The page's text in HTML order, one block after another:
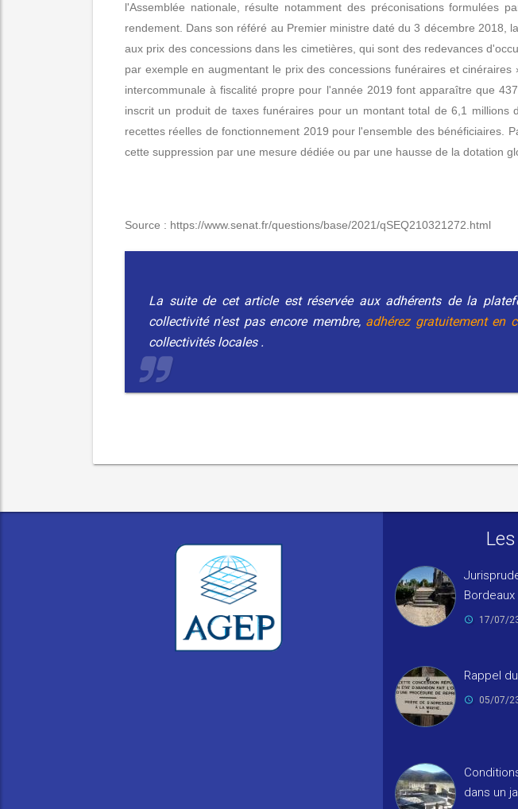
l'Assemblée nationale, résulte notamment des préconisations
rendement. Dans son référé au Premier ministre daté du 3 décembre 2018,
aux prix des concessions dans les cimetières, qui sont des redevances
par exemple en augmentant le prix des concessions funéraires et
intercommunale à fiscalité propre pour l'année 2019 font apparaître que
inscrit un produit de taxes funéraires pour un montant total de 6,1
recettes réelles de fonctionnement 2019 pour l'ensemble des bénéficiaires.
cette suppression par une mesure dédiée ou par une hausse de la dotation
Source : https://www.senat.fr/questions/base/2021/qSEQ210321272.html
La suite de cet article est réservée aux adhérents de la
collectivité n'est pas encore membre, adhérez gratuitement en
collectivités locales .
Bordeaux
17/07/
Rappel
05/07/
dans un